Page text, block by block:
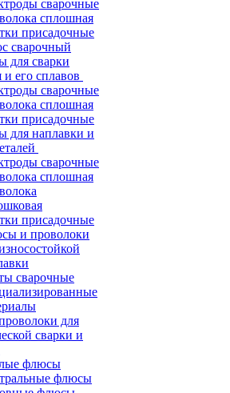
сварочные
сплошная
присадочные
сварочный
для сварки
его сплавов
сварочные
сплошная
присадочные
для наплавки и
сварочные
сплошная
присадочные
и проволоки
сварочные
для
сварки и
флюсы
флюсы